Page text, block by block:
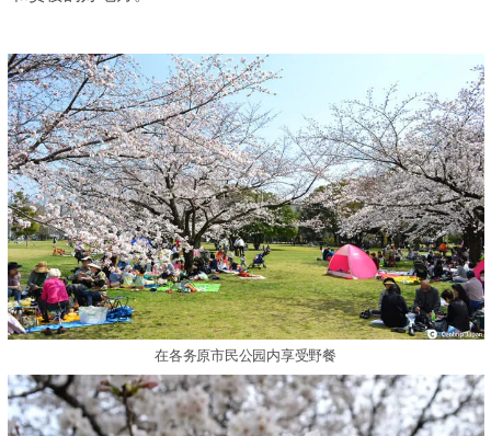
在各务原市民公园内享受野餐